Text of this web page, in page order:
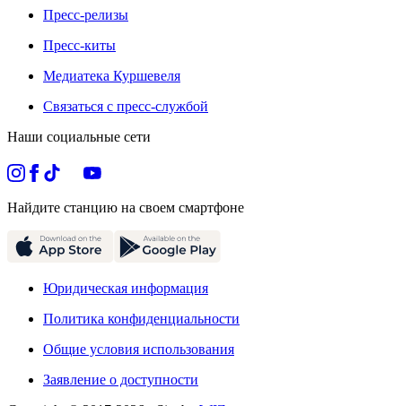
Пресс-релизы
Пресс-киты
Медиатека Куршевеля
Связаться с пресс-службой
Наши социальные сети
Найдите станцию на своем смартфоне
Юридическая информация
Политика конфиденциальности
Общие условия использования
Заявление о доступности